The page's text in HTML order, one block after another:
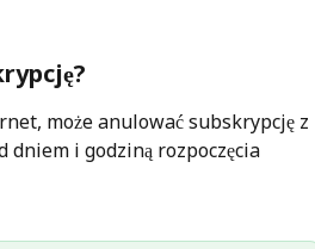
może anulować subskrypcję z
dniem i godziną rozpoczęcia